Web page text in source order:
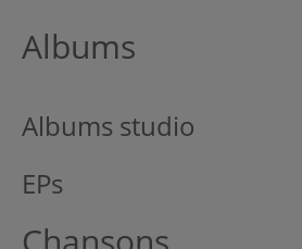
Albums
Albums studio
EPs